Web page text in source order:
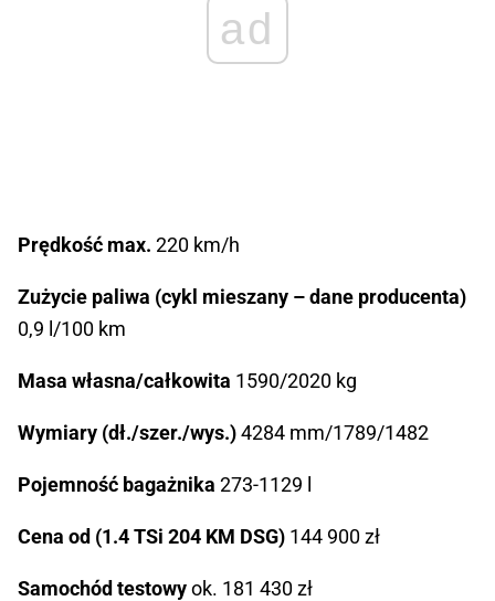
ad
Prędkość max. 220 km/h
Zużycie paliwa (cykl mieszany – dane producenta)
0,9 l/100 km
Masa własna/całkowita 1590/2020 kg
Wymiary (dł./szer./wys.)4284 mm/1789/1482
Pojemność bagażnika 273-1129 l
Cena od (1.4 TSi 204 KM DSG) 144 900 zł
Samochód testowyok. 181 430 zł